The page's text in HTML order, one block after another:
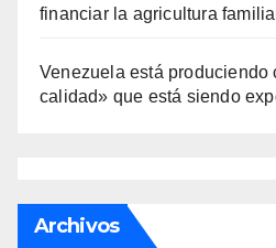
financiar la agricultura
Venezuela está produciendo
calidad» que está siendo
Archivos